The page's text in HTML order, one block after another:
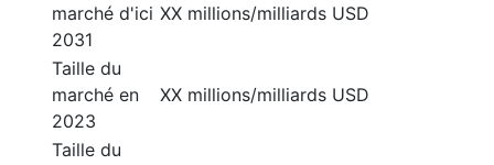
marché d'ici
2031
XX millions/milliards USD
Taille du
marché en
2023
XX millions/milliards USD
Taille du